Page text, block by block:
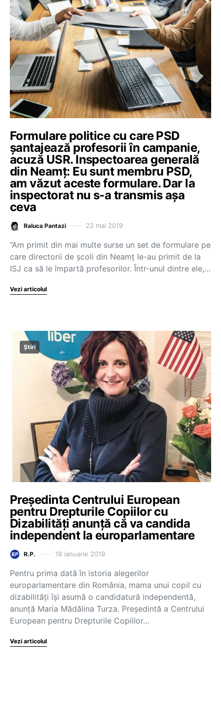
Formulare politice cu care PSD
șantajează profesorii în campanie,
acuză USR. Inspectoarea generală
din Neamț: Eu sunt membru PSD,
am văzut aceste formulare. Dar la
inspectorat nu s-a transmis așa
ceva
Raluca Pantazi 22 mai 2019
“Am primit din mai multe surse un set de formulare pe
care directorii de școli din Neamț le-au primit de la
ISJ ca să le împartă profesorilor. Într-unul dintre ele,…
Vezi articolul
Știri
Președinta Centrului European
pentru Drepturile Copiilor cu
Dizabilități anunță că va candida
independent la europarlamentare
R.P. 18 ianuarie 2019
Pentru prima dată în istoria alegerilor
europarlamentare din România, mama unui copil cu
dizabilități își asumă o candidatură independentă,
anunță Maria Mădălina Turza. Președintă a Centrului
European pentru Drepturile Copiilor…
Vezi articolul